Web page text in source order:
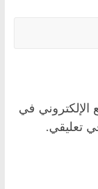
الإلكتروني في
تعليقي.